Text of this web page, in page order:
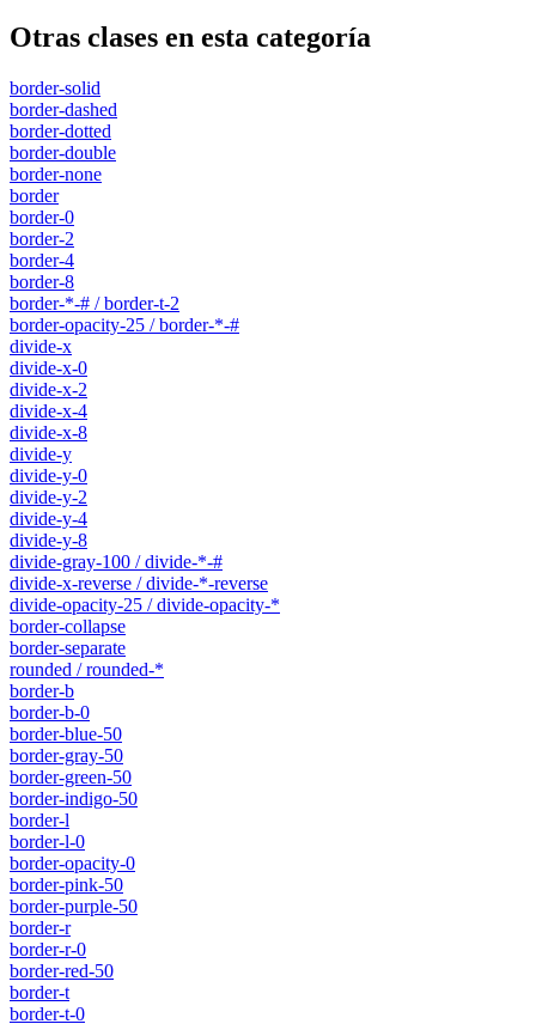
Otras clases en esta categoría
border-solid
border-dashed
border-dotted
border-double
border-none
border
border-0
border-2
border-4
border-8
border-*-# / border-t-2
border-opacity-25 / border-*-#
divide-x
divide-x-0
divide-x-2
divide-x-4
divide-x-8
divide-y
divide-y-0
divide-y-2
divide-y-4
divide-y-8
divide-gray-100 / divide-*-#
divide-x-reverse / divide-*-reverse
divide-opacity-25 / divide-opacity-*
border-collapse
border-separate
rounded / rounded-*
border-b
border-b-0
border-blue-50
border-gray-50
border-green-50
border-indigo-50
border-l
border-l-0
border-opacity-0
border-pink-50
border-purple-50
border-r
border-r-0
border-red-50
border-t
border-t-0